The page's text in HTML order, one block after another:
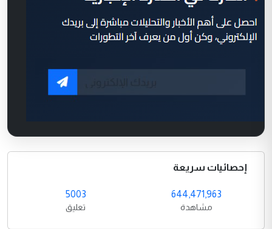
إحصائيات سريعة
644,471,963
مشاهدة
5003
تعليق